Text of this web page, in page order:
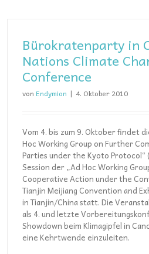
Bürokratenparty in
Nations Climate
Conference
von Endymion | 4. Oktober 2010
Vom 4. bis zum 9. Oktober findet
Hoc Working Group on Further
Parties under the Kyoto Protocol“
Session der „Ad Hoc Working
Cooperative Action under the
Tianjin Meijiang Convention and
in Tianjin/China statt. Die
als 4. und letzte
Showdown beim Klimagipfel in
eine Kehrtwende einzuleiten.